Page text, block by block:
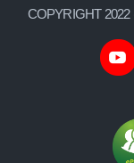
COPYRIGHT 2022